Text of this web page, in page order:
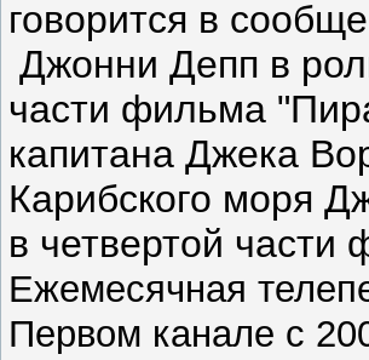
говорится в
Джонни Депп в
части фильма
капитана Джека
Карибского моря
в четвертой
Ежемесячная
Первом канале с